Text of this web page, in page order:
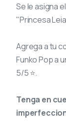
Se le asigna
"Princesa
Agrega a tu
Funko Pop a
5/5 ⭐.
Tenga en